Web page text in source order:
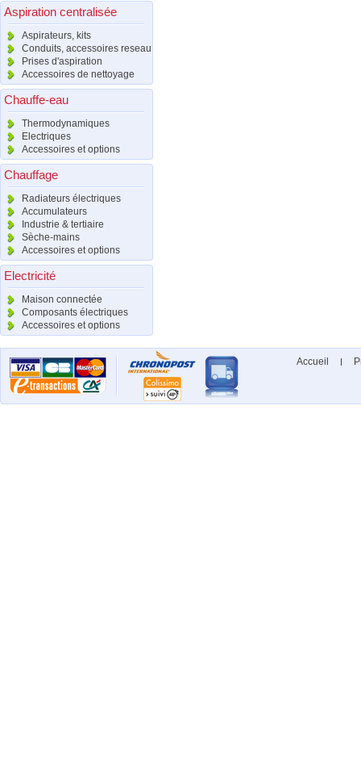
Aspiration centralisée
Aspirateurs, kits
Conduits, accessoires reseau
Prises d'aspiration
Accessoires de nettoyage
Chauffe-eau
Thermodynamiques
Electriques
Accessoires et options
Chauffage
Radiateurs électriques
Accumulateurs
Industrie & tertiaire
Sèche-mains
Accessoires et options
Electricité
Maison connectée
Composants électriques
Accessoires et options
Accueil